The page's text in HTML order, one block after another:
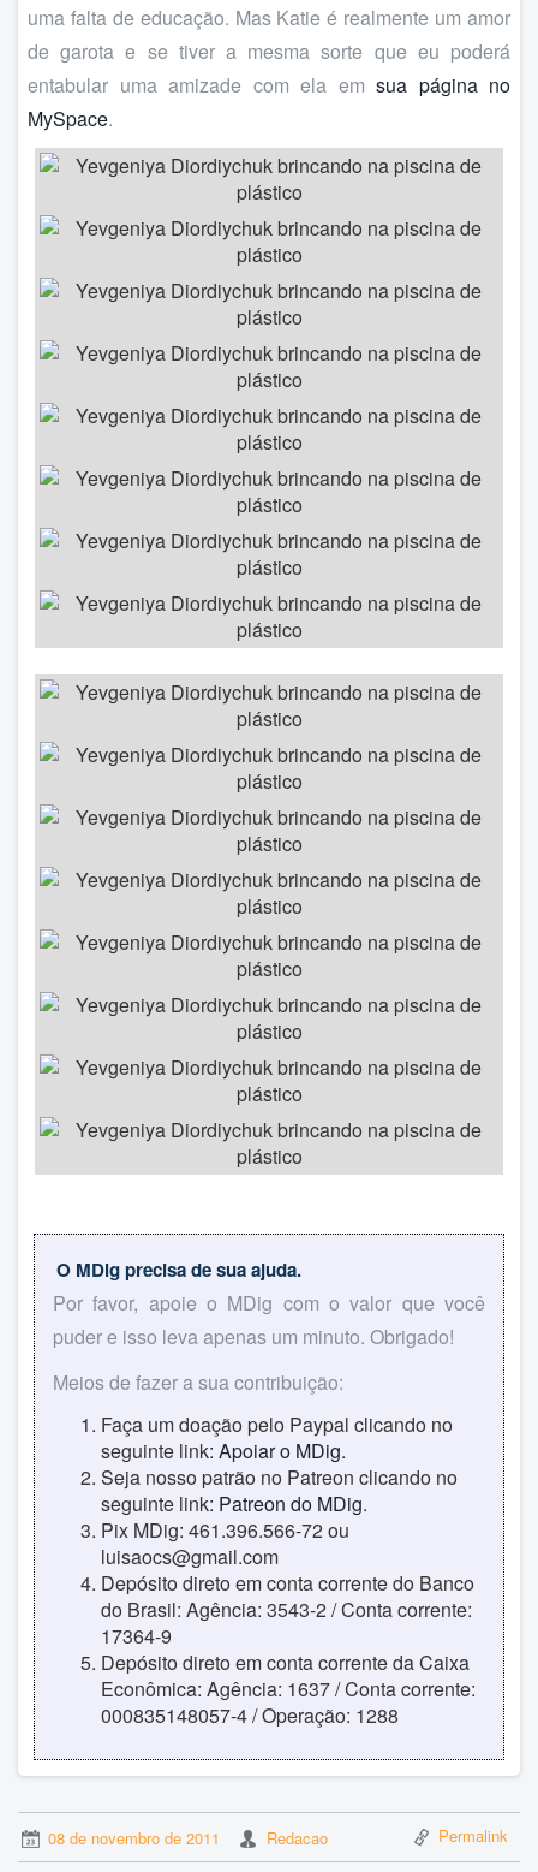
uma falta de educação. Mas Katie é realmente um amor
de garota e se tiver a mesma sorte que eu poderá
entabular uma amizade com ela em sua página no
MySpace.
O MDig precisa de sua ajuda.
Por favor, apoie o MDig com o valor que você
puder e isso leva apenas um minuto. Obrigado!
Meios de fazer a sua contribuição:
Faça um doação pelo Paypal clicando no
seguinte link: Apoiar o MDig.
Seja nosso patrão no Patreon clicando no
seguinte link: Patreon do MDig.
Pix MDig: 461.396.566-72 ou
luisaocs@gmail.com
Depósito direto em conta corrente do Banco
do Brasil: Agência: 3543-2 / Conta corrente:
17364-9
Depósito direto em conta corrente da Caixa
Econômica: Agência: 1637 / Conta corrente:
000835148057-4 / Operação: 1288
08 de novembro de 2011 Redacao Permalink